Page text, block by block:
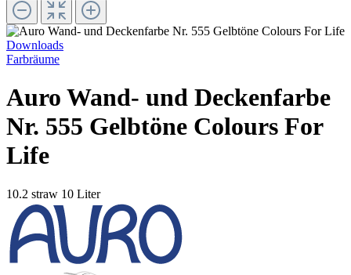
Downloads
Farbräume
Auro Wand- und Deckenfarbe
Nr. 555 Gelbtöne Colours For
Life
10.2 straw 10 Liter